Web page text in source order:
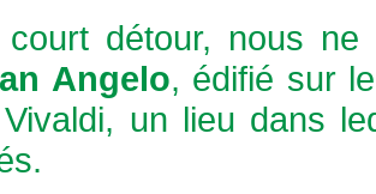
détour, nous
Angelo, édifié sur
Vivaldi, un lieu dans